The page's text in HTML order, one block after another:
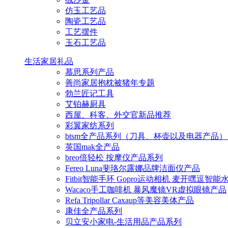
仿玉工艺品
陶瓷工艺品
工艺摆件
玉石工艺品
生活家居礼品
慕思系列产品
善尚家居抱枕被猪年专题
勃兰匠记工具
艾铂赫厨具
西屋、科客、外交官新品推荐
彩翼家纺系列
btsm全产品系列（刀具、杯壶以及电器产品）
英国mak全产品
breo倍轻松 按摩仪产品系列
Fereo Luna斐珞尔露娜品牌洁面仪产品
Fitbit智能手环 Gopro运动相机 麦开嘿逗智能
Wacaco手工咖啡机 暴风魔镜VR虚拟眼镜产品
Refa Tripollar Caxaup等美容美体产品
康佳全产品系列
贝立安小家电-生活用品产品系列